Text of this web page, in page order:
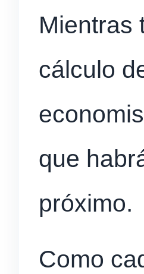
Mientras
cálculo
que
próximo.
Como